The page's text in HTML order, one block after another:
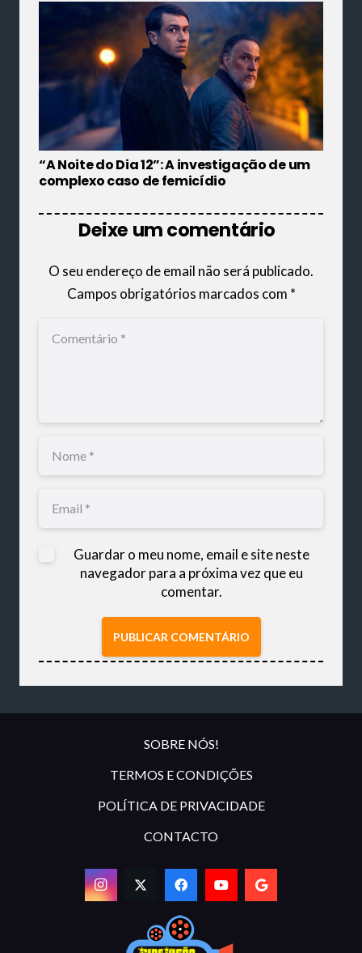
“A Noite do Dia 12”: A investigação de um
complexo caso de femicídio
Deixe um comentário
O seu endereço de email não será publicado.
Campos obrigatórios marcados com *
Guardar o meu nome, email e site neste
navegador para a próxima vez que eu
comentar.
PUBLICAR COMENTÁRIO
SOBRE NÓS!
TERMOS E CONDIÇÕES
POLÍTICA DE PRIVACIDADE
CONTACTO